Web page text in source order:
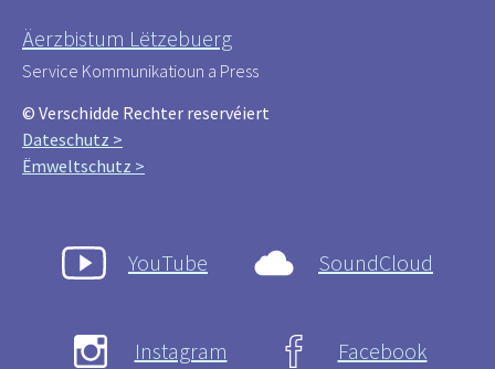
Äerzbistum Lëtzebuerg
Service Kommunikatioun a Press
© Verschidde Rechter reservéiert
Dateschutz >
Ëmweltschutz >
YouTube SoundCloud
Instagram Facebook